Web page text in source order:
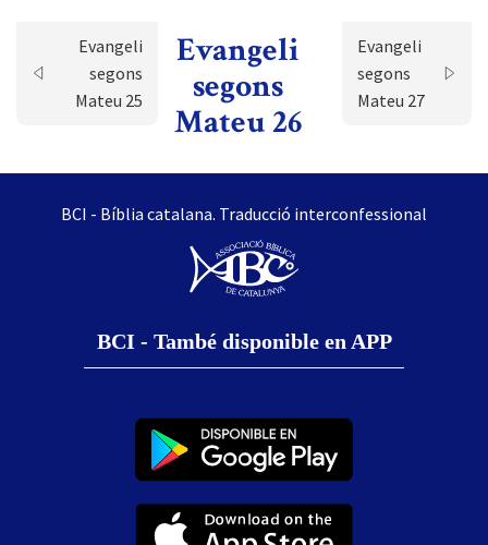
Evangeli
segons
Mateu 25
Evangeli
segons
Mateu 26
Evangeli
segons
Mateu 27
BCI - Bíblia catalana. Traducció interconfessional
BCI - També disponible en APP